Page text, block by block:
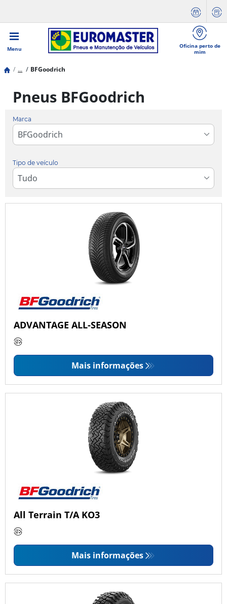
Menu
Oficina perto de
mim
... BFGoodrich
Pneus BFGoodrich
Marca
Tipo de veículo
ADVANTAGE ALL-SEASON
Mais informações
All Terrain T/A KO3
Mais informações